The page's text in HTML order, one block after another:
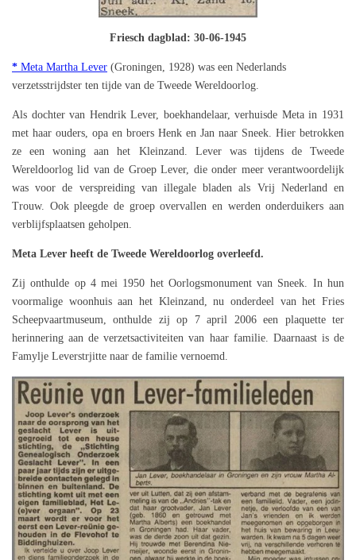
Friesch dagblad: 30-06-1945
* Meta Martha Lever (Groningen, 1928) was een Nederlands
verzetsstrijdster ten tijde van de Tweede Wereldoorlog.
Als dochter van Hendrik Lever, boekhandelaar, verhuisde Meta in 1931
met haar ouders, opa en broers Henk en Jan naar Sneek. Hier betrokken
ze een woning aan het Kleinzand. Lever was tijdens de Tweede
Wereldoorlog lid van de Groep Lever, die onder meer verantwoordelijk
was voor de verspreiding van illegale bladen als Vrij Nederland en
Trouw. Ook pleegde de groep overvallen en werden onderduikers aan
verblijfsplaatsen geholpen.
Meta Lever heeft de Tweede Wereldoorlog overleefd.
Zij onthulde op 4 mei 1950 het Oorlogsmonument van Sneek. In hun
voormalige woonhuis aan het Kleinzand, nu onderdeel van het Fries
Scheepvaartmuseum, onthulde zij op 7 april 2006 een plaquette ter
herinnering aan de verzetsactiviteiten van haar familie. Daarnaast is de
Famylje Leverstrjitte naar de familie vernoemd.